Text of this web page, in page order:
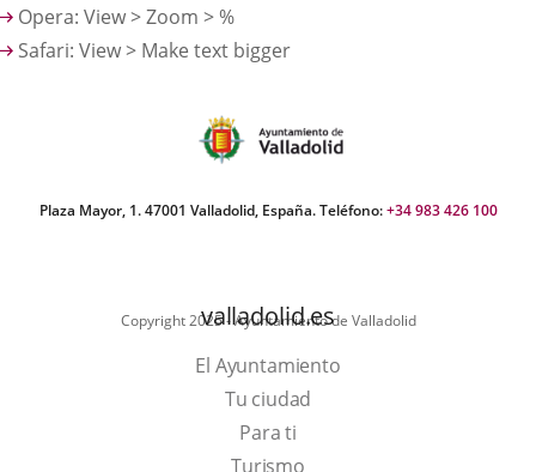
Opera: View > Zoom > %
Safari: View > Make text bigger
Plaza Mayor, 1. 47001 Valladolid, España. Teléfono:+34 983 426 100
Copyright 2025 - Ayuntamiento de Valladolid
valladolid.es
El Ayuntamiento
Tu ciudad
Para ti
TurismoEste